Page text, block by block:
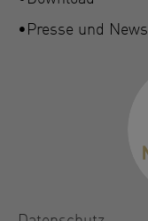
Presse und News